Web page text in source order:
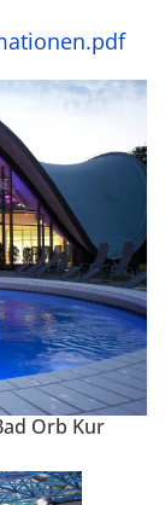
Orb Kur